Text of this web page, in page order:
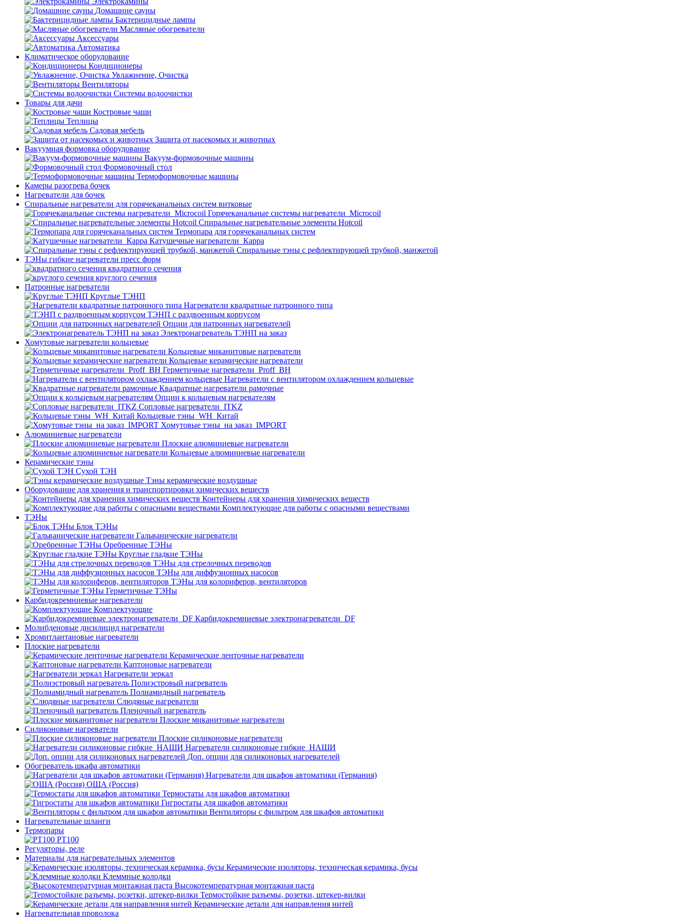
Домашние сауны
Бактерицидные лампы
Масляные обогреватели
Аксессуары
Автоматика
Климатическое оборудование
Кондиционеры
Увлажнение, Очистка
Вентиляторы
Системы водоочистки
Товары для дачи
Костровые чаши
Теплицы
Садовая мебель
Защита от насекомых и животных
Вакуумная формовка оборудование
Вакуум-формовочные машины
Формовочный стол
Термоформовочные машины
Камеры разогрева бочек
Нагреватели для бочек
Спиральные нагреватели для горячеканальных систем витковые
Горячеканальные системы нагреватели_Microcoil
Спиральные нагревательные элементы Hotcoil
Термопара для горячеканальных систем
Катушечные нагреватели_Карра
Спиральные тэны с рефлектирующей трубкой, манжетой
ТЭНы гибкие нагреватели пресс форм
квадратного сечения
круглого сечения
Патронные нагреватели
Круглые ТЭНП
Нагреватели квадратные патронного типа
ТЭНП с раздвоенным корпусом
Опции для патронных нагревателей
Электронагреватель ТЭНП на заказ
Хомутовые нагреватели кольцевые
Кольцевые миканитовые нагреватели
Кольцевые керамические нагреватели
Герметичные нагреватели_Proff_BH
Нагреватели с вентилятором охлаждением кольцевые
Квадратные нагреватели рамочные
Опции к кольцевым нагревателям
Cопловые нагреватели_ITKZ
Кольцевые тэны_WH_Китай
Хомутовые тэны_на заказ_IMPORT
Алюминиевые нагреватели
Плоские алюминиевые нагреватели
Кольцевые алюминиевые нагреватели
Керамические тэны
Сухой ТЭН
Тэны керамические воздушные
Оборудование для хранения и транспортировки химических веществ
Контейнеры для хранения химических веществ
Комплектующие для работы с опасными веществами
ТЭНы
Блок ТЭНы
Гальванические нагреватели
Оребренные ТЭНы
Круглые гладкие ТЭНы
ТЭНы для стрелочных переводов
ТЭНы для диффузионных насосов
ТЭНы для колориферов, вентиляторов
Герметичные ТЭНы
Карбидокремниевые нагреватели
Комплектующие
Карбидокремниевые электронагреватели_DF
Молибденовые дисилицид нагреватели
Хромитлантановые нагреватели
Плоские нагреватели
Керамические ленточные нагреватели
Каптоновые нагреватели
Нагреватели зеркал
Полиэстровый нагреватель
Полиамидный нагреватель
Слюдяные нагреватели
Пленочный нагреватель
Плоские миканитовые нагреватели
Силиконовые нагреватели
Плоские силиконовые нагреватели
Нагреватели силиконовые гибкие_НАШИ
Доп. опции для силиконовых нагревателей
Обогреватель шкафа автоматики
Нагреватели для шкафов автоматики (Германия)
ОША (Россия)
Термостаты для шкафов автоматики
Гигростаты для шкафов автоматики
Вентиляторы с фильтром для шкафов автоматики
Нагревательные шланги
Термопары
PT100
Регуляторы, реле
Материалы для нагревательных элементов
Керамические изоляторы, техническая керамика, бусы
Клеммные колодки
Высокотемпературная монтажная паста
Термостойкие разъемы, розетки, штекер-вилки
Керамические детали для направления нитей
Нагревательная проволока